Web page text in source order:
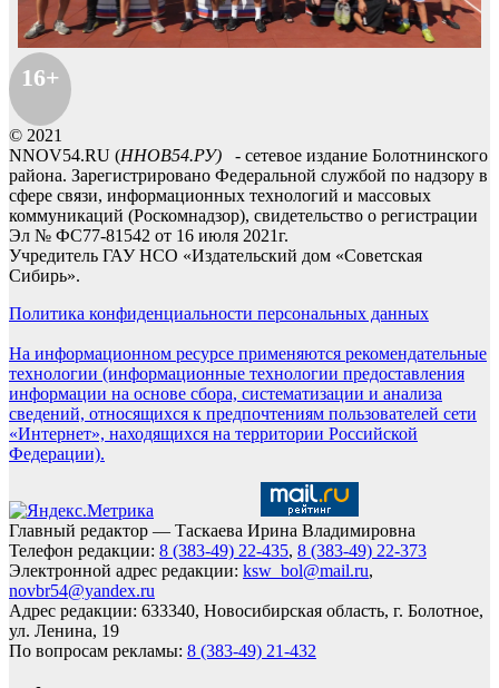
16+
© 2021
NNOV54.RU (ННОВ54.РУ) - сетевое издание Болотнинского
района. Зарегистрировано Федеральной службой по надзору в
сфере связи, информационных технологий и массовых
коммуникаций (Роскомнадзор), свидетельство о регистрации
Эл № ФС77-81542 от 16 июля 2021г.
Учредитель ГАУ НСО «Издательский дом «Советская
Сибирь».
Политика конфиденциальности персональных данных
На информационном ресурсе применяются рекомендательные
технологии (информационные технологии предоставления
информации на основе сбора, систематизации и анализа
сведений, относящихся к предпочтениям пользователей сети
«Интернет», находящихся на территории Российской
Федерации).
Главный редактор — Таскаева Ирина Владимировна
Телефон редакции: 8 (383-49) 22-435, 8 (383-49) 22-373
Электронной адрес редакции: ksw_bol@mail.ru,
novbr54@yandex.ru
Адрес редакции: 633340, Новосибирская область, г. Болотное,
ул. Ленина, 19
По вопросам рекламы: 8 (383-49) 21-432